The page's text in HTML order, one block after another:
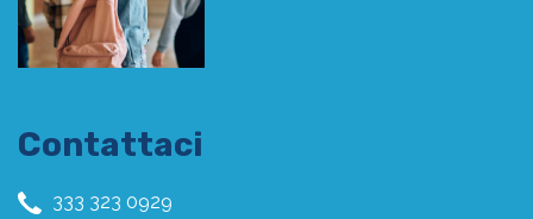
Contattaci
333 323 0929